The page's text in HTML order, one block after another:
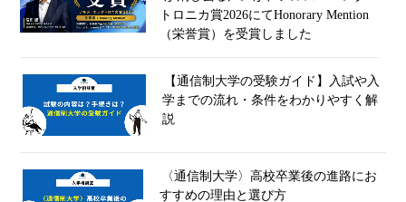
トロニカ賞2026にてHonorary Mention
（栄誉賞）を受賞しました
【通信制大学の受験ガイド】入試や入
学までの流れ・条件をわかりやすく解
説
〈通信制大学〉高校卒業後の進路にお
すすめの理由と選び方